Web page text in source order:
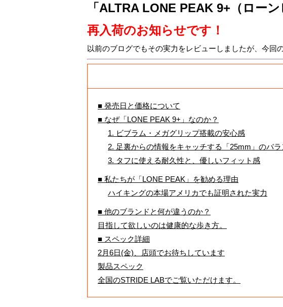
「ALTRA LONE PEAK 9+（ロー
再入荷のお知らせです！
以前のブログでもその実力をレビューしましたが、今回
■ 発売日と価格について
■ なぜ「LONE PEAK 9+」なのか？
1. ビブラム・メガグリップ搭載の安心感
2. 足裏からの情報をキャッチする「25mm」のバラ
3. タフに使える耐久性と、優しいフィット感
■ 私たちが「LONE PEAK」を勧める理由
ハイキングの本場アメリカでも証明された実力
■ 他のブランドと何が違うのか？
目指して欲しいのは健康的な歩き方。
■ スペック詳細
2月6日(金)、店頭でお待ちしています
製品スペック
全国のSTRIDE LABでご覧いただけます。